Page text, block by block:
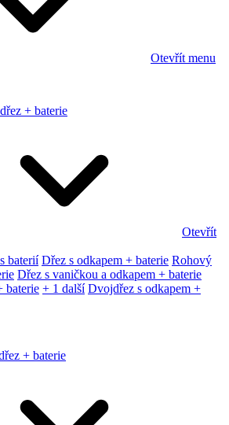
Otevřít menu
+ baterie
Otevřít
baterií Dřez s odkapem + baterie Rohový
Dřez s vaničkou a odkapem + baterie
baterie + 1 další Dvojdřez s odkapem +
+ baterie